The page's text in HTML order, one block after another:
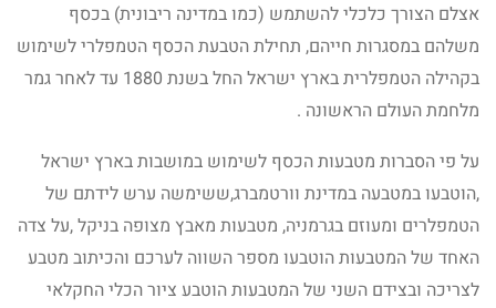
אצלם הצורך כלכלי להשתמש (כמו במדינה ריבונית) בכסף
משלהם במסגרות חייהם, תחילת הטבעת הכסף הטמפלרי לשימוש
בקהילה הטמפלרית בארץ ישראל החל בשנת 1880 עד לאחר גמר
מלחמת העולם הראשונה .
על פי הסברות מטבעות הכסף לשימוש במושבות בארץ ישראל
,הוטבעו במטבעה במדינת וורטמברג,ששימשה ערש לידתם של
הטמפלרים ומעוזם בגרמניה, מטבעות מאבץ מצופה בניקל ,על צדה
האחד של המטבעות הוטבעו מספר השווה לערכם והכיתוב מטבע
לצריכה ובצידם השני של המטבעות הוטבע ציור הכלי החקלאי